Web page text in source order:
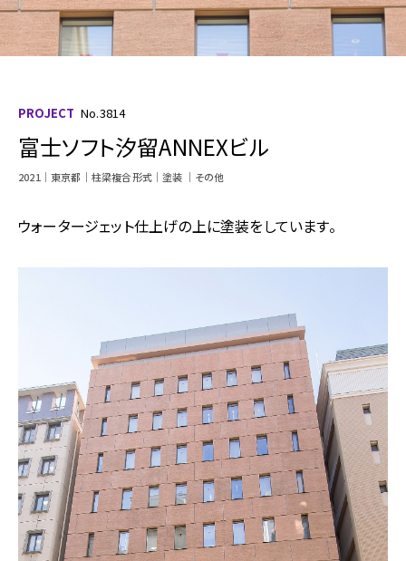
PROJECT No.3814
富士ソフト汐留ANNEXビル
2021 東京都 柱梁複合形式 塗装 その他
ウォータージェット仕上げの上に塗装をしています。